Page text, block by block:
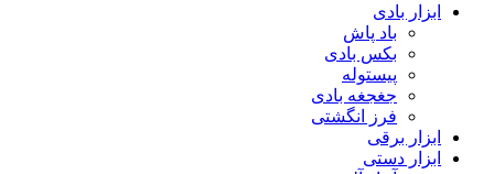
ابزار بادی
باد پاش
بکس بادی
پیستوله
جغجغه بادی
فرز انگشتی
ابزار برقی
ابزار دستی